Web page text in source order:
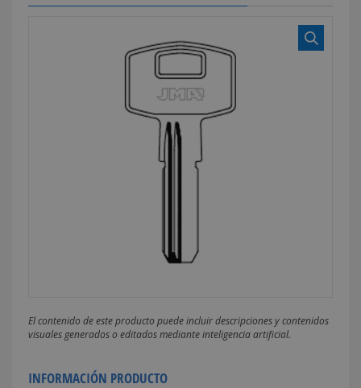
El contenido de este producto puede incluir descripciones y contenidos
visuales generados o editados mediante inteligencia artificial.
INFORMACIÓN PRODUCTO